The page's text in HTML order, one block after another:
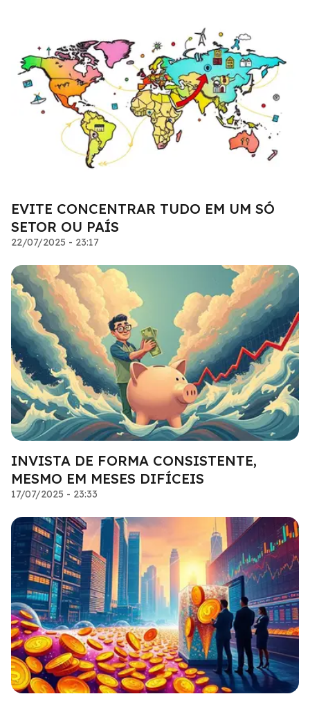
EVITE CONCENTRAR TUDO EM UM SÓ
SETOR OU PAÍS
22/07/2025 - 23:17
INVISTA DE FORMA CONSISTENTE,
MESMO EM MESES DIFÍCEIS
17/07/2025 - 23:33